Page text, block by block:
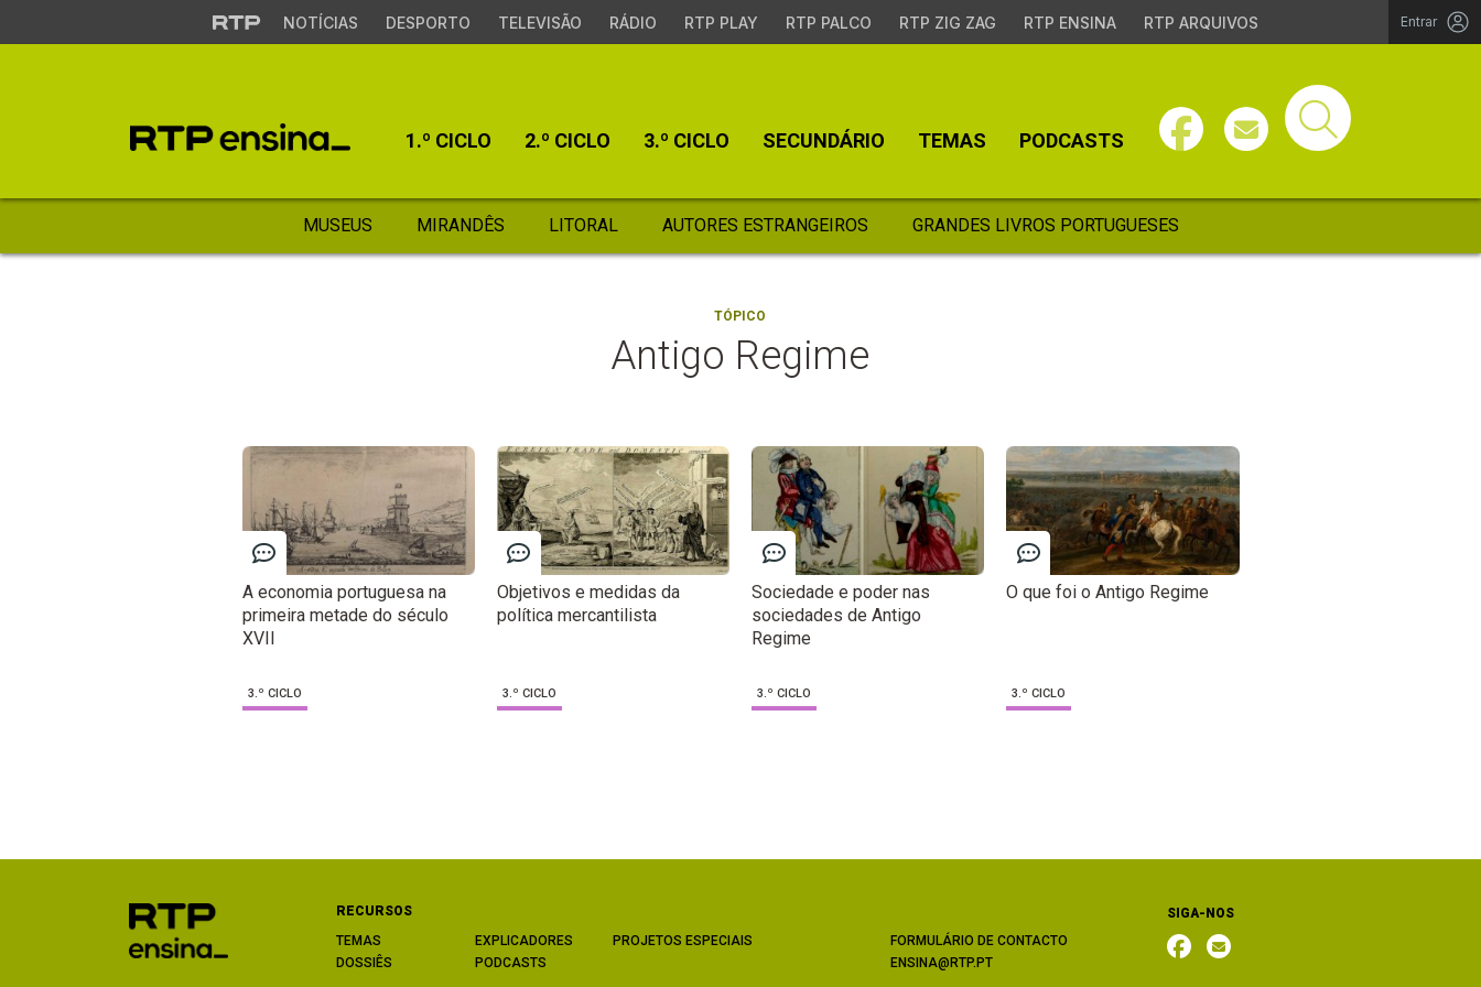
NOTÍCIAS DESPORTO TELEVISÃO RÁDIO RTP PLAY RTP PALCO RTP ZIG ZAG RTP ENSINA RTP ARQUIVOS Entrar
1.º CICLO 2.º CICLO 3.º CICLO SECUNDÁRIO TEMAS PODCASTS
MUSEUS MIRANDÊS LITORAL AUTORES ESTRANGEIROS GRANDES LIVROS PORTUGUESES
TÓPICO
Antigo Regime
A economia portuguesa na
primeira metade do século
XVII
3.º CICLO
Objetivos e medidas da
política mercantilista
3.º CICLO
Sociedade e poder nas
sociedades de Antigo
Regime
3.º CICLO
O que foi o Antigo Regime
3.º CICLO
RECURSOS
TEMAS
DOSSIÊS
EXPLICADORES
PODCASTS
PROJETOS ESPECIAIS
FORMULÁRIO DE CONTACTO
ENSINA@RTP.PT
SIGA-NOS